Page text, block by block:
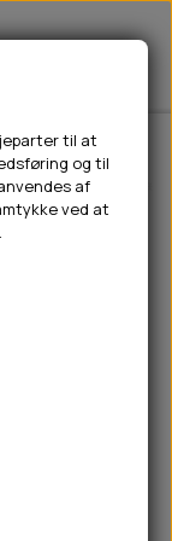
Morgano
til at
og til
af
ved at